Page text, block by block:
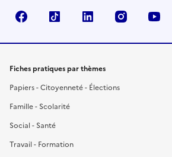
FacebookTikTok LinkedIn Instagram
Fiches pratiques par thèmes
Papiers - Citoyenneté - Élections
Famille - Scolarité
Social - Santé
Travail - Formation